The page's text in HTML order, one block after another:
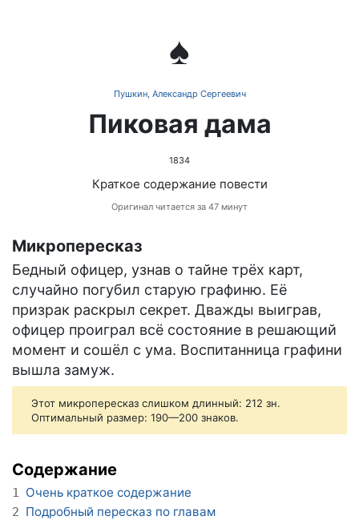
♠️
Пушкин, Александр Сергеевич
Пиковая дама
1834
Краткое содержание повести
Оригинал читается за 47 минут
Микропересказ
Бедный офицер, узнав о тайне трёх карт,
случайно погубил старую графиню. Её
призрак раскрыл секрет. Дважды выиграв,
офицер проиграл всё состояние в решающий
момент и сошёл с ума. Воспитанница графини
вышла замуж.
Этот микропересказ слишком длинный: 212 зн.
Оптимальный размер: 190—200 знаков.
Содержание
1 Очень краткое содержание
2 Подробный пересказ по главам